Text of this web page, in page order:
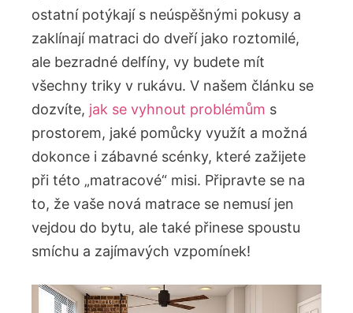
ostatní potýkají s neúspěšnými pokusy a
zaklínají matraci do dveří jako roztomilé,
ale bezradné delfíny, vy budete mít
všechny triky v rukávu. V našem článku se
dozvíte, jak se vyhnout problémům s
prostorem, jaké pomůcky využít a možná
dokonce i zábavné scénky, které zažijete
při této „matracové“ misi. Připravte se na
to, že vaše nová matrace se nemusí jen
vejdou do bytu, ale také přinese spoustu
smíchu a zajímavých vzpomínek!